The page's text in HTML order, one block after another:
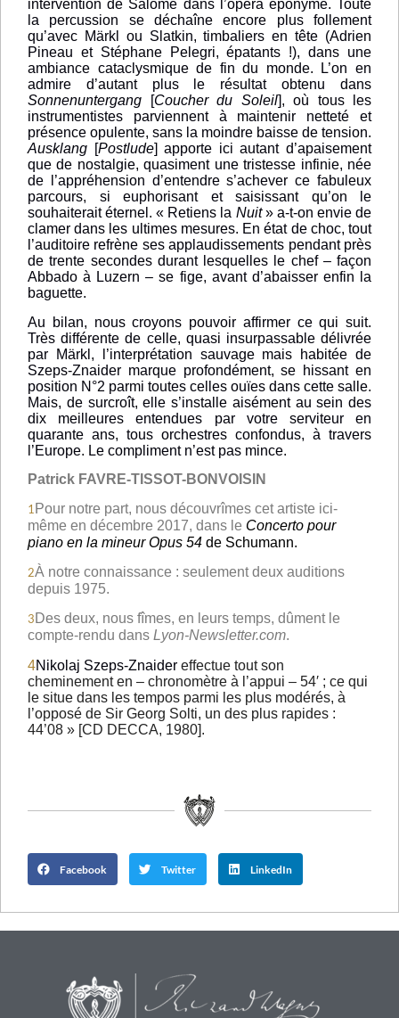
intervention de Salomé dans l’opéra éponyme. Toute
la percussion se déchaîne encore plus follement
qu’avec Märkl ou Slatkin, timbaliers en tête (Adrien
Pineau et Stéphane Pelegri, épatants !), dans une
ambiance cataclysmique de fin du monde. L’on en
admire d’autant plus le résultat obtenu dans
Sonnenuntergang
Coucher du Soleil], où tous les
instrumentistes parviennent à maintenir netteté et
présence opulente, sans la moindre baisse de tension.
Ausklang
Postlude] apporte ici autant d’apaisement
que de nostalgie, quasiment une tristesse infinie, née
de l’appréhension d’entendre s’achever ce fabuleux
parcours, si euphorisant et saisissant qu’on le
souhaiterait éternel. « Retiens la Nuit» a-t-on envie de
clamer dans les ultimes mesures. En état de choc, tout
l’auditoire refrène ses applaudissements pendant près
de trente secondes durant lesquelles le chef – façon
Abbado à Luzern – se fige, avant d’abaisser enfin la
baguette.
Au bilan, nous croyons pouvoir affirmer ce qui suit.
Très différente de celle, quasi insurpassable délivrée
par Märkl, l’interprétation sauvage mais habitée de
Szeps-Znaider marque profondément, se hissant en
position N°2 parmi toutes celles ouïes dans cette salle.
Mais, de surcroît, elle s’installe aisément au sein des
dix meilleures entendues par votre serviteur en
quarante ans, tous orchestres confondus, à travers
l’Europe. Le compliment n’est pas mince.
Patrick FAVRE-TISSOT-BONVOISIN
1 Pour notre part, nous découvrîmes cet artiste ici-
même en décembre 2017, dans le Concerto pour
piano en la mineur Opus 54 de Schumann.
2À notre connaissance : seulement deux auditions
depuis 1975.
3Des deux, nous fîmes, en leurs temps, dûment le
compte-rendu dans Lyon-Newsletter.com.
4Nikolaj Szeps-Znaider effectue tout son
cheminement en – chronomètre à l’appui – 54′ ; ce qui
le situe dans les tempos parmi les plus modérés, à
l’opposé de Sir Georg Solti, un des plus rapides :
44’08 » [CD DECCA, 1980].
Facebook Twitter LinkedIn